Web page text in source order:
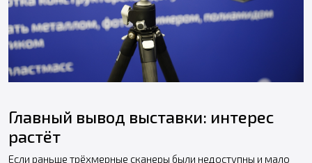
Главный вывод выставки: интерес
растёт
Если раньше трёхмерные сканеры были недоступны и мало